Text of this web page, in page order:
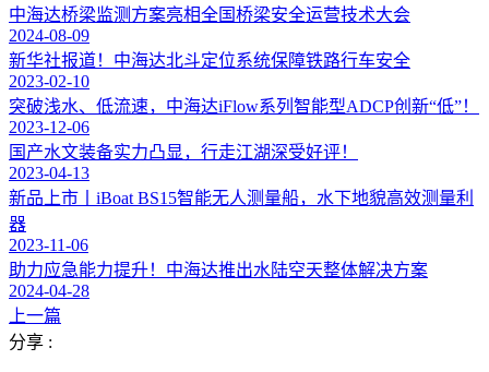
中海达桥梁监测方案亮相全国桥梁安全运营技术大会
2024-08-09
新华社报道！中海达北斗定位系统保障铁路行车安全
2023-02-10
突破浅水、低流速，中海达iFlow系列智能型ADCP创新“低”！
2023-12-06
国产水文装备实力凸显，行走江湖深受好评！
2023-04-13
新品上市丨iBoat BS15智能无人测量船，水下地貌高效测量利
器
2023-11-06
助力应急能力提升！中海达推出水陆空天整体解决方案
2024-04-28
上一篇
分享 :